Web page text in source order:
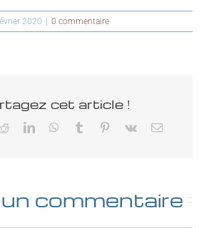
2020 0 commentaire
cet article !
RedditLinkedInWhatsApp
Tumblr Pinterest
Vk Email
commentaire